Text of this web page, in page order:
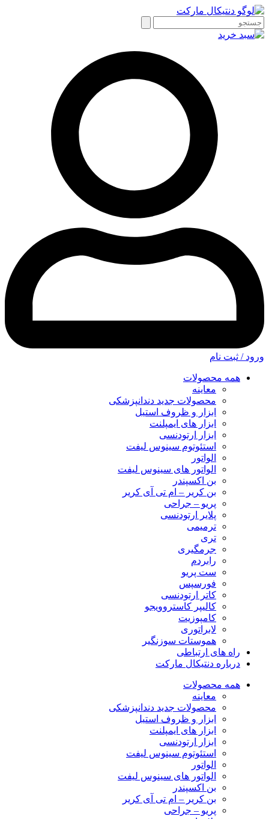
ورود / ثبت نام
همه محصولات
معاینه
محصولات جدید دندانپزشکی
ابزار و ظروف استیل
ابزار های ایمپلنت
ابزار ارتودنسی
استئوتوم سینوس لیفت
الواتور
الواتور های سینوس لیفت
بن اکسپندر
بن کریر – ام تی آی کریر
پریو – جراحی
پلایر ارتودنسی
ترمیمی
تری
جرمگیری
رابردم
ست پریو
فورسپس
کاتر ارتودنسی
کالیپر کاستروویجو
کامپوزیت
لابراتوری
هموستات سوزنگیر
راه های ارتباطی
درباره دنتیکال مارکت
همه محصولات
معاینه
محصولات جدید دندانپزشکی
ابزار و ظروف استیل
ابزار های ایمپلنت
ابزار ارتودنسی
استئوتوم سینوس لیفت
الواتور
الواتور های سینوس لیفت
بن اکسپندر
بن کریر – ام تی آی کریر
پریو – جراحی